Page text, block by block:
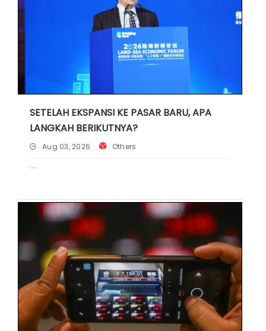
SETELAH EKSPANSI KE PASAR BARU, APA
LANGKAH BERIKUTNYA?
Aug 03, 2026 Others